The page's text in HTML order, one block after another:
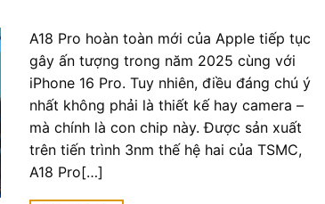
A18 Pro hoàn toàn mới của Apple tiếp tục
gây ấn tượng trong năm 2025 cùng với
iPhone 16 Pro. Tuy nhiên, điều đáng chú ý
nhất không phải là thiết kế hay camera –
mà chính là con chip này. Được sản xuất
trên tiến trình 3nm thế hệ hai của TSMC,
A18 Pro[…]